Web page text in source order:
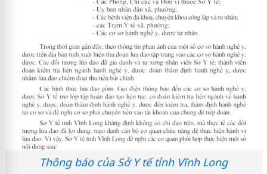
Thông báo của Sở Y tế tỉnh Vĩnh Long